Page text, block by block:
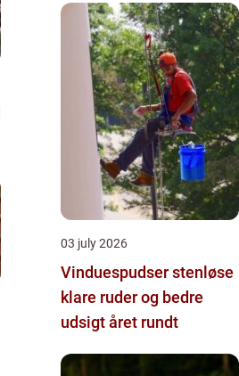
03 july 2026
Vinduespudser stenløse
klare ruder og bedre
udsigt året rundt